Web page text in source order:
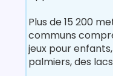
Plus de 15 200
communs
jeux pour
palmiers, des